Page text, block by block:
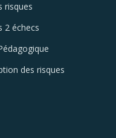
risques
2 échecs
des risques